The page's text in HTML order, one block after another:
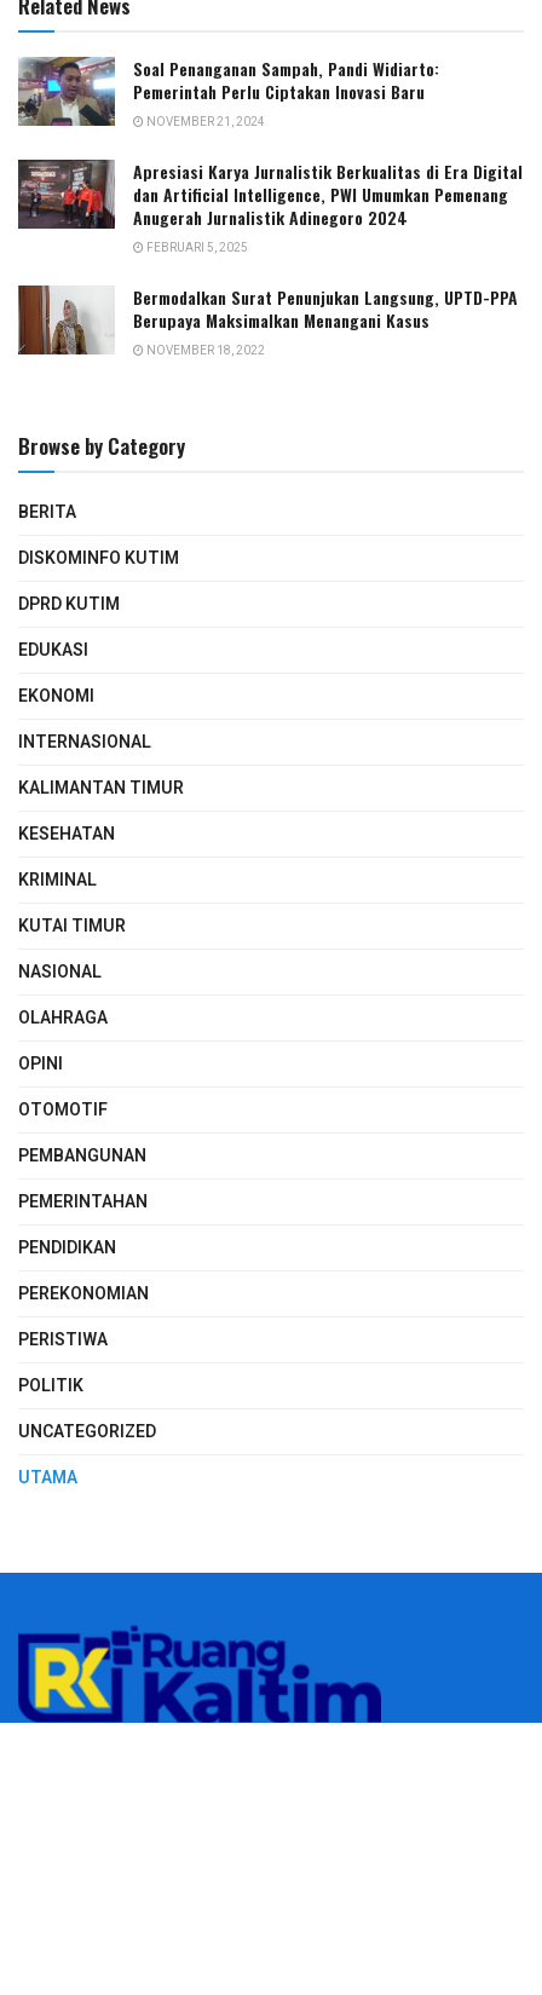
Soal Penanganan Sampah, Pandi Widiarto:
Pemerintah Perlu Ciptakan Inovasi Baru
NOVEMBER 21, 2024
Apresiasi Karya Jurnalistik Berkualitas di Era Digital
dan Artificial Intelligence, PWI Umumkan Pemenang
Anugerah Jurnalistik Adinegoro 2024
FEBRUARI 5, 2025
Bermodalkan Surat Penunjukan Langsung, UPTD-PPA
Berupaya Maksimalkan Menangani Kasus
NOVEMBER 18, 2022
Browse by Category
BERITA
DISKOMINFO KUTIM
DPRD KUTIM
EDUKASI
EKONOMI
INTERNASIONAL
KALIMANTAN TIMUR
KESEHATAN
KRIMINAL
KUTAI TIMUR
NASIONAL
OLAHRAGA
OPINI
OTOMOTIF
PEMBANGUNAN
PEMERINTAHAN
PENDIDIKAN
PEREKONOMIAN
PERISTIWA
POLITIK
UNCATEGORIZED
UTAMA